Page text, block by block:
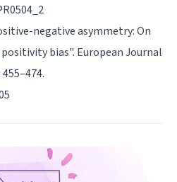
negative asymmetry: On
bias". European Journal